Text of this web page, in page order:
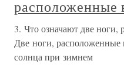
расположенные
3. Что означают две ноги,
Две ноги, расположенные
солнца при зимнем